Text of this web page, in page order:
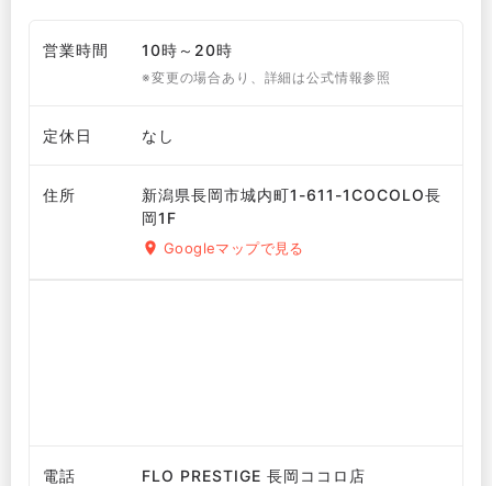
営業時間 10時～20時
※変更の場合あり、詳細は公式情報参照
定休日 なし
住所
新潟県長岡市城内町1-611-1COCOLO長
岡1F
Googleマップで見る
電話 FLO PRESTIGE 長岡ココロ店